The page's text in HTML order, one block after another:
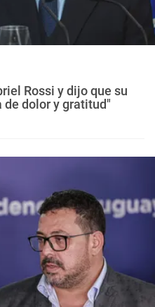
Rossi y dijo que su
dolor y gratitud"